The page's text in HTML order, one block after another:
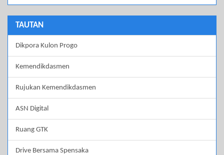
TAUTAN
Dikpora Kulon Progo
Kemendikdasmen
Rujukan Kemendikdasmen
ASN Digital
Ruang GTK
Drive Bersama Spensaka